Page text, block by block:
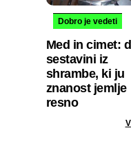
Dobro je vedeti
Med in cimet:
sestavini iz
shrambe, ki ju
znanost jemlje
resno